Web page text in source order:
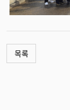
목록